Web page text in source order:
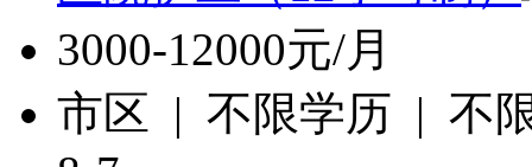
3000-12000元/月
市区 | 不限学历 | 不